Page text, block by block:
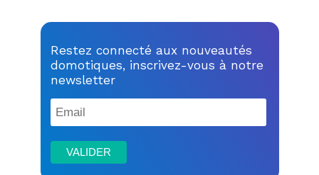
Restez connecté aux nouveautés
domotiques, inscrivez-vous à notre
newsletter